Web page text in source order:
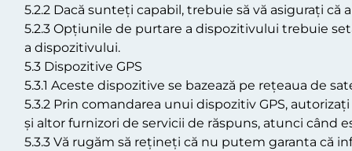
5.2.2 Dacă sunteți capabil, trebuie să vă asigurați
5.2.3 Opțiunile de purtare a dispozitivului trebuie
a dispozitivului.
5.3 Dispozitive GPS
5.3.1 Aceste dispozitive se bazează pe rețeaua de
5.3.2 Prin comandarea unui dispozitiv GPS,
și altor furnizori de servicii de răspuns, atunci când
5.3.3 Vă rugăm să rețineți că nu putem garanta că